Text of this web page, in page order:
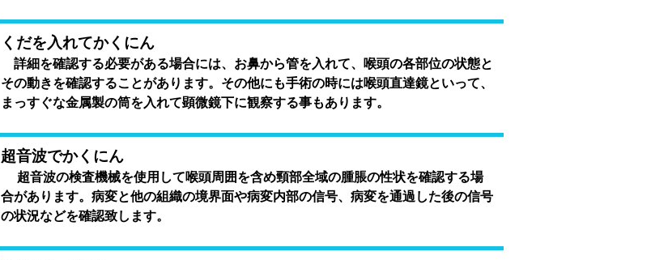
くだを入れてかくにん
詳細を確認する必要がある場合には、お鼻から管を入れて、喉頭の各部位の状態と
その動きを確認することがあります。その他にも手術の時には喉頭直達鏡といって、
まっすぐな金属製の筒を入れて顕微鏡下に観察する事もあります。
超音波でかくにん
超音波の検査機械を使用して喉頭周囲を含め頸部全域の腫脹の性状を確認する場
合があります。病変と他の組織の境界面や病変内部の信号、病変を通過した後の信号
の状況などを確認致します。